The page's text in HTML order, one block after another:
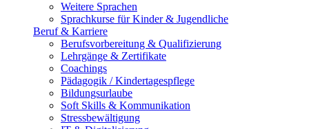
Weitere Sprachen
Sprachkurse für Kinder & Jugendliche
Beruf & Karriere
Berufsvorbereitung & Qualifizierung
Lehrgänge & Zertifikate
Coachings
Pädagogik / Kindertagespflege
Bildungsurlaube
Soft Skills & Kommunikation
Stressbewältigung